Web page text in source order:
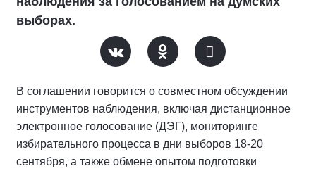
выборах.
В соглашении говорится о совместном обсуждении
инструментов наблюдения, включая дистанционное
электронное голосование (ДЭГ), мониторинге
избирательного процесса в дни выборов 18-20
сентября, а также обмене опытом подготовки